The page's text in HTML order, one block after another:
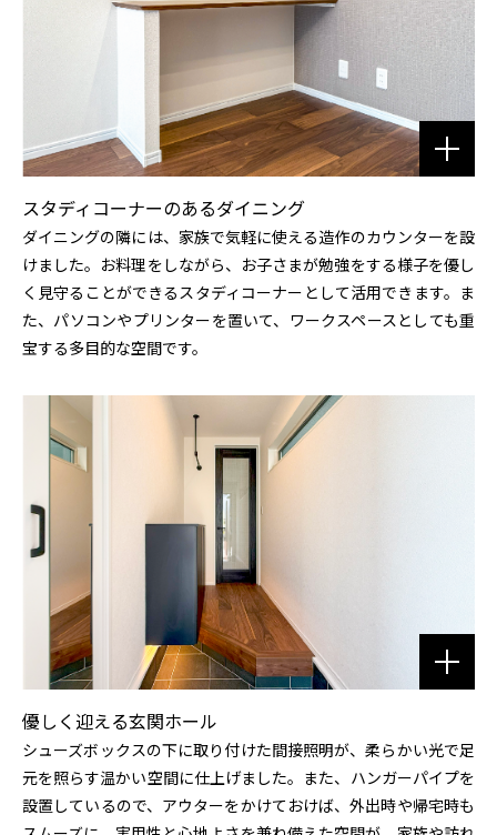
スタディコーナーのあるダイニング
ダイニングの隣には、家族で気軽に使える造作のカウンターを設
けました。お料理をしながら、お子さまが勉強をする様子を優し
く見守ることができるスタディコーナーとして活用できます。ま
た、パソコンやプリンターを置いて、ワークスペースとしても重
宝する多目的な空間です。
優しく迎える玄関ホール
シューズボックスの下に取り付けた間接照明が、柔らかい光で足
元を照らす温かい空間に仕上げました。また、ハンガーパイプを
設置しているので、アウターをかけておけば、外出時や帰宅時も